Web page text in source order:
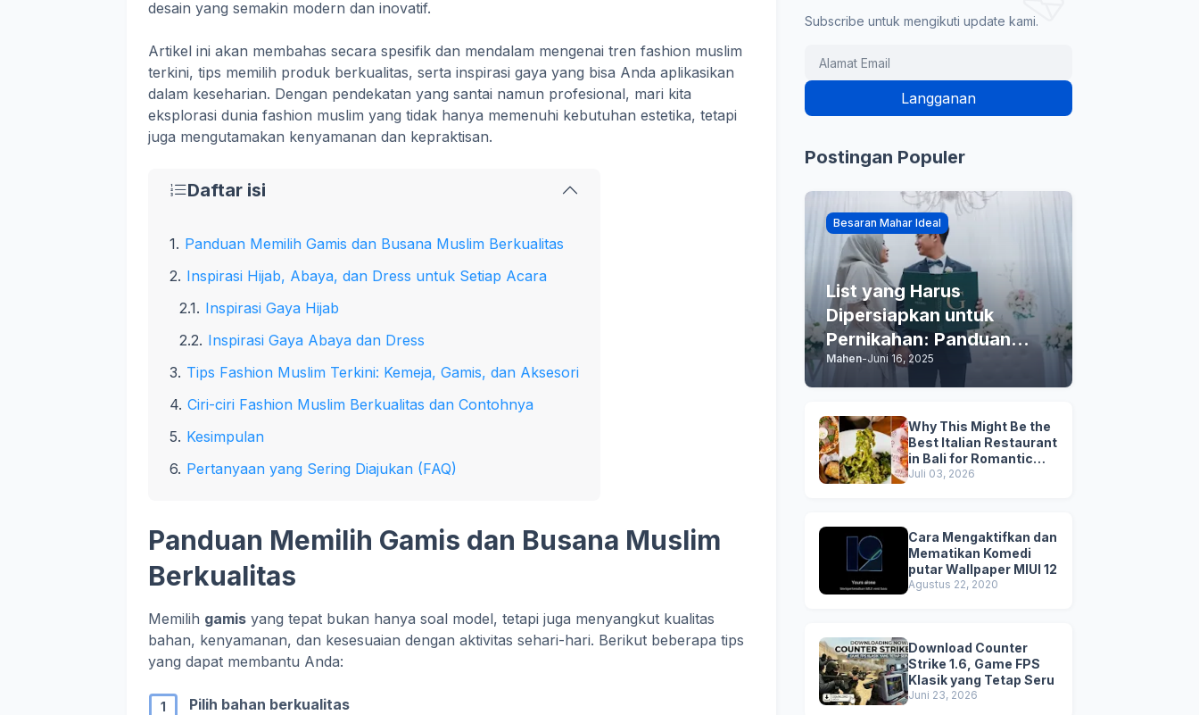
desain yang semakin modern dan inovatif.
Artikel ini akan membahas secara spesifik dan mendalam mengenai tren fashion muslim
terkini, tips memilih produk berkualitas, serta inspirasi gaya yang bisa Anda aplikasikan
dalam keseharian. Dengan pendekatan yang santai namun profesional, mari kita
eksplorasi dunia fashion muslim yang tidak hanya memenuhi kebutuhan estetika, tetapi
juga mengutamakan kenyamanan dan kepraktisan.
Daftar isi
Panduan Memilih Gamis dan Busana Muslim Berkualitas
Inspirasi Hijab, Abaya, dan Dress untuk Setiap Acara
Inspirasi Gaya Hijab
Inspirasi Gaya Abaya dan Dress
Tips Fashion Muslim Terkini: Kemeja, Gamis, dan Aksesori
Ciri-ciri Fashion Muslim Berkualitas dan Contohnya
Kesimpulan
Pertanyaan yang Sering Diajukan (FAQ)
Panduan Memilih Gamis dan Busana Muslim
Berkualitas
Memilih gamis yang tepat bukan hanya soal model, tetapi juga menyangkut kualitas
bahan, kenyamanan, dan kesesuaian dengan aktivitas sehari-hari. Berikut beberapa tips
yang dapat membantu Anda:
Pilih bahan berkualitas
Subscribe untuk mengikuti update kami.
Postingan Populer
Besaran Mahar Ideal
List yang Harus
Dipersiapkan untuk
Pernikahan: Panduan
Praktis Anda
Mahen-Juni 16, 2025
Why This Might Be the
Best Italian Restaurant
in Bali for Romantic
Dinner, Family Dinner,
Juli 03, 2026
Cara Mengaktifkan dan
Mematikan Komedi
putar Wallpaper MIUI 12
Agustus 22, 2020
Download Counter
Strike 1.6, Game FPS
Klasik yang Tetap Seru
Juni 23, 2026